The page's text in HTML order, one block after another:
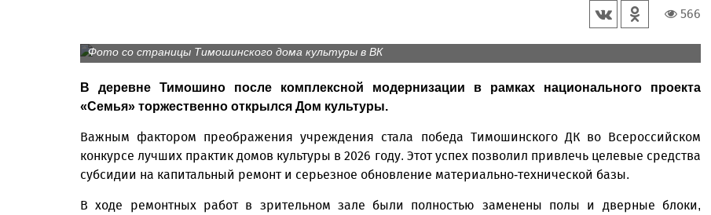
566
Фото со страницы Тимошинского дома культуры в ВК
В деревне Тимошино после комплексной модернизации в рамках национального проекта
«Семья» торжественно открылся Дом культуры.
Важным фактором преображения учреждения стала победа Тимошинского ДК во Всероссийском
конкурсе лучших практик домов культуры в 2026 году. Этот успех позволил привлечь целевые средства
субсидии на капитальный ремонт и серьезное обновление материально-технической базы.
В ходе ремонтных работ в зрительном зале были полностью заменены полы и дверные блоки,